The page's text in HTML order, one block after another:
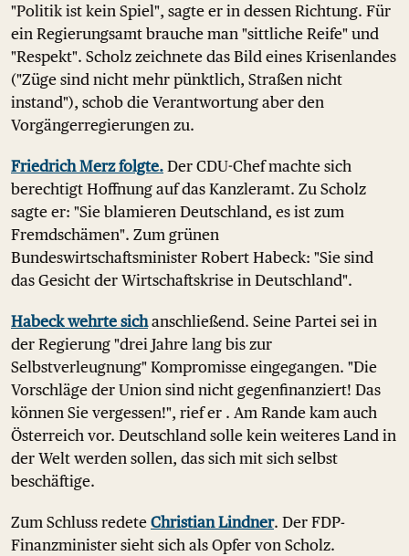
"Politik ist kein Spiel", sagte er in dessen Richtung. Für
ein Regierungsamt brauche man "sittliche Reife" und
"Respekt". Scholz zeichnete das Bild eines Krisenlandes
("Züge sind nicht mehr pünktlich, Straßen nicht
instand"), schob die Verantwortung aber den
Vorgängerregierungen zu.
Friedrich Merz folgte. Der CDU-Chef machte sich
berechtigt Hoffnung auf das Kanzleramt. Zu Scholz
sagte er: "Sie blamieren Deutschland, es ist zum
Fremdschämen". Zum grünen
Bundeswirtschaftsminister Robert Habeck: "Sie sind
das Gesicht der Wirtschaftskrise in Deutschland".
Habeck wehrte sichanschließend. Seine Partei sei in
der Regierung "drei Jahre lang bis zur
Selbstverleugnung" Kompromisse eingegangen. "Die
Vorschläge der Union sind nicht gegenfinanziert! Das
können Sie vergessen!", rief er . Am Rande kam auch
Österreich vor. Deutschland solle kein weiteres Land in
der Welt werden sollen, das sich mit sich selbst
beschäftige.
Zum Schluss redete Christian Lindner. Der FDP-
Finanzminister sieht sich als Opfer von Scholz.